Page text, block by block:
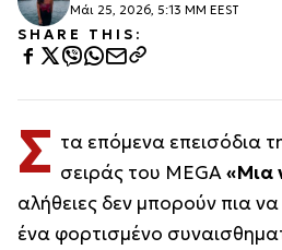
Μάι 25, 2026, 5:13 ΜΜ EEST
SHARE THIS:
Σ τα επόμενα επεισόδια
σειράς του MEGA«Μια
αλήθειες δεν μπορούν πια
ένα φορτισμένο